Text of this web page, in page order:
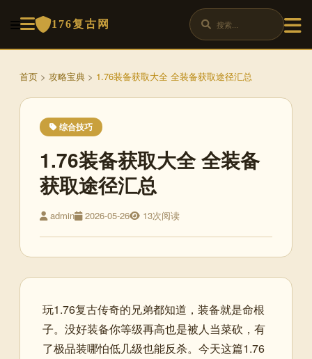
176复古网
首页 > 攻略宝典 > 1.76装备获取大全 全装备获取途径汇总
综合技巧
1.76装备获取大全 全装备
获取途径汇总
admin 2026-05-26 13次阅读
玩1.76复古传奇的兄弟都知道，装备就是命根
子。没好装备你等级再高也是被人当菜砍，有
了极品装哪怕低几级也能反杀。今天这篇1.76